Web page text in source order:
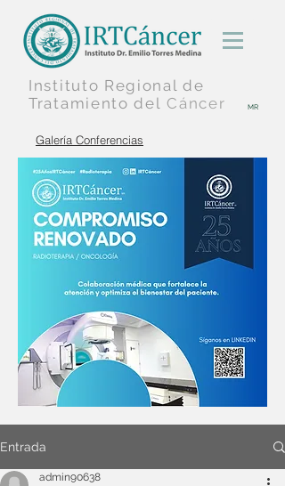
Instituto Regionalde
Tratamientodel Cáncer MR
Galería Conferencias
Entrada
admin90638